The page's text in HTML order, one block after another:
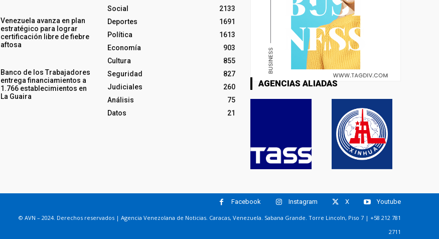
Venezuela avanza en plan
estratégico para lograr
certificación libre de fiebre
aftosa
Banco de los Trabajadores
entrega financiamientos a
1.766 establecimientos en
La Guaira
Social
2133
Deportes
1691
Política
1613
Economía
903
Cultura
855
Seguridad
827
Judiciales
260
Análisis
75
Datos
21
AGENCIAS ALIADAS
Facebook Instagram X Youtube
© AVN – 2024. Derechos reservados | Agencia Venezolana de Noticias. Caracas, Venezuela. Sabana Grande. Torre Lincoln, Piso 7 | +58 212 781
2711